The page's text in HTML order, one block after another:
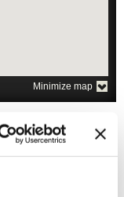
Minimize map